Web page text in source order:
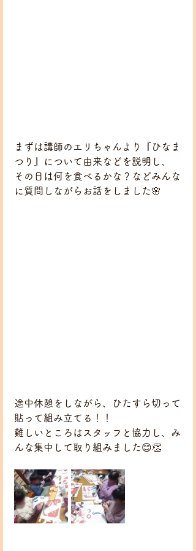
まずは講師のエリちゃんより『ひなま
つり』について由来などを説明し、
その日は何を食べるかな？などみんな
に質問しながらお話をしました🌸
途中休憩をしながら、ひたすら切って
貼って組み立てる！！
難しいところはスタッフと協力し、み
んな集中して取り組みました😊👏